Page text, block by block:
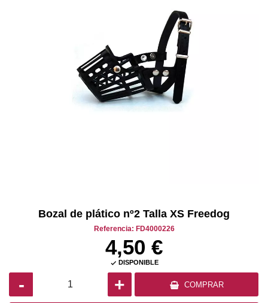
Bozal de plático nº2 Talla XS Freedog
Referencia: FD4000226
4,50 €
 DISPONIBLE
- + COMPRAR